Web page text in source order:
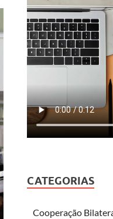
CATEGORIAS
Cooperação